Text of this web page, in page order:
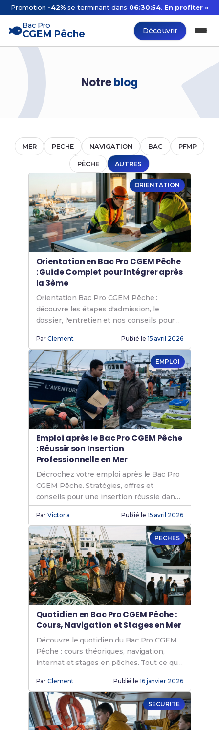
Promotion -42% se terminant dans 06:30:54. En profiter »
Bac Pro
CGEM Pêche Découvrir
Notreblog
MER PECHE NAVIGATION BAC PFMP
PÊCHE AUTRES
ORIENTATION
Orientation en Bac Pro CGEM Pêche
: Guide Complet pour Intégrer après
la 3ème
Orientation Bac Pro CGEM Pêche :
découvre les étapes d'admission, le
dossier, l'entretien et nos conseils pour
réussir après la 3ème.
ParClement Publié le 15 avril 2026
EMPLOI
Emploi après le Bac Pro CGEM Pêche
: Réussir son Insertion
Professionnelle en Mer
Décrochez votre emploi après le Bac Pro
CGEM Pêche. Stratégies, offres et
conseils pour une insertion réussie dans
le secteur maritime.
ParVictoria Publié le 15 avril 2026
PECHES
Quotidien en Bac Pro CGEM Pêche :
Cours, Navigation et Stages en Mer
Découvre le quotidien du Bac Pro CGEM
Pêche : cours théoriques, navigation,
internat et stages en pêches. Tout ce qu'il
faut savoir !
ParClement Publié le 16 janvier 2026
SECURITE